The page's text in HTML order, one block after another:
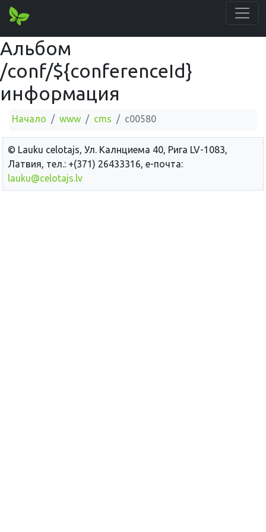
Альбом
/conf/${conferenceId}
информация
Начало www cms c00580
© Lauku сelotajs, Ул. Калнциема 40, Рига LV-1083,
Латвия, тел.: +(371) 26433316, е-почта:
lauku@celotajs.lv